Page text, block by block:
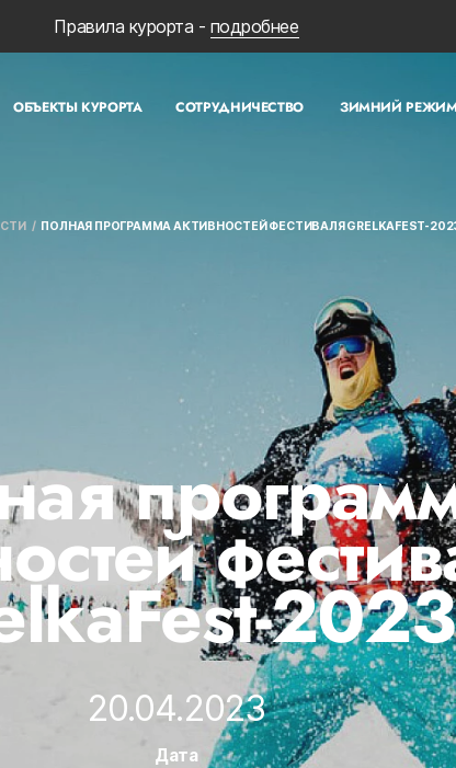
ОБЪЕКТЫ КУРОРТА СОТРУДНИЧЕСТВО ЗИМНИЙ
Правила курорта - подробнее
ПОЛНАЯ ПРОГРАММА АКТИВНОСТЕЙ ФЕСТИВАЛЯ GRELKAFEST-
2023
20.04.2023
Дата